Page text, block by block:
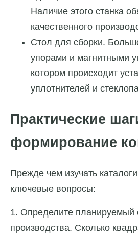
Наличие этого станка
качественного
Стол для сборки.
упорами и магнитными
котором происходит
уплотнителей и
Практические
формирование
Прежде чем изучать
ключевые вопросы:
1. Определите планируемый
производства. Сколько